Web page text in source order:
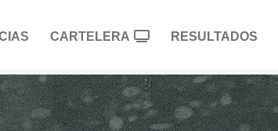
CARTELERA RESULTADOS